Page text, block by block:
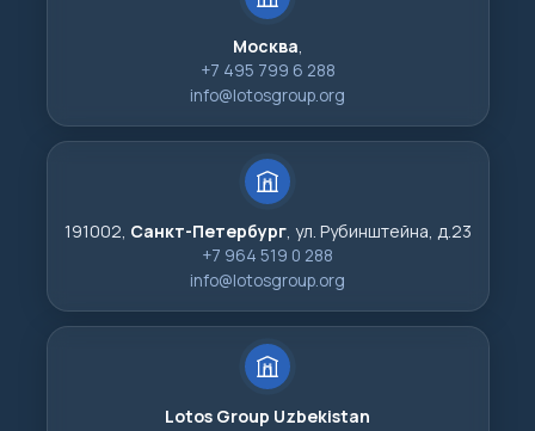
Москва,
+7 495 799 6 288
info@lotosgroup.org
191002, Санкт-Петербург, ул. Рубинштейна, д.23
+7 964 519 0 288
info@lotosgroup.org
Lotos Group Uzbekistan